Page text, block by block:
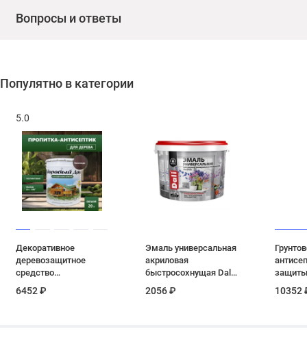
Вопросы и ответы
Популятно в категории
5.0
Декоративное
деревозащитное
средство
Здоровый Дом 2 в 1
6452 ₽
Эмаль универсальная
акриловая
быстросохнущая Dali
А 2,2 кг
2056 ₽ 10352